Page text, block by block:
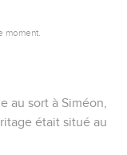
au sort à Siméon,
était situé au